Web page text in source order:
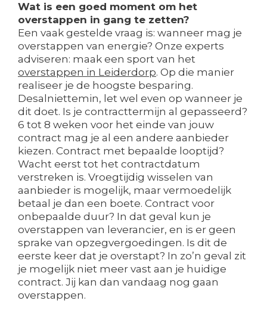
Wat is een goed moment om het
overstappen in gang te zetten?
Een vaak gestelde vraag is: wanneer mag je
overstappen van energie? Onze experts
adviseren: maak een sport van het
overstappen in Leiderdorp. Op die manier
realiseer je de hoogste besparing.
Desalniettemin, let wel even op wanneer je
dit doet. Is je contracttermijn al gepasseerd?
6 tot 8 weken voor het einde van jouw
contract mag je al een andere aanbieder
kiezen. Contract met bepaalde looptijd?
Wacht eerst tot het contractdatum
verstreken is. Vroegtijdig wisselen van
aanbieder is mogelijk, maar vermoedelijk
betaal je dan een boete. Contract voor
onbepaalde duur? In dat geval kun je
overstappen van leverancier, en is er geen
sprake van opzegvergoedingen. Is dit de
eerste keer dat je overstapt? In zo’n geval zit
je mogelijk niet meer vast aan je huidige
contract. Jij kan dan vandaag nog gaan
overstappen.